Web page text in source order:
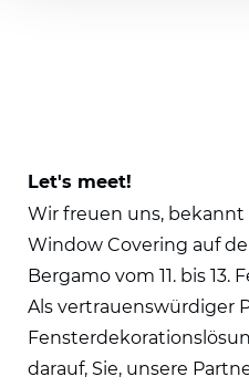
Let's meet!
Wir freuen uns, bekannt
Window Covering auf
Bergamo vom 11. bis 13.
Als vertrauenswürdiger
darauf, Sie, unsere